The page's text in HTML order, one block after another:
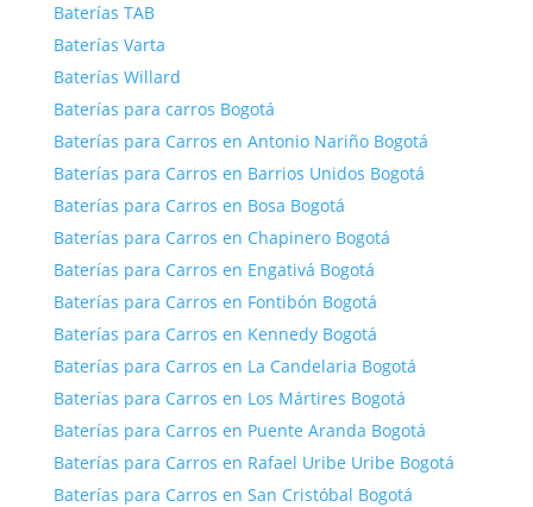
Baterías TAB
Baterías Varta
Baterías Willard
Baterías para carros Bogotá
Baterías para Carros en Antonio Nariño Bogotá
Baterías para Carros en Barrios Unidos Bogotá
Baterías para Carros en Bosa Bogotá
Baterías para Carros en Chapinero Bogotá
Baterías para Carros en Engativá Bogotá
Baterías para Carros en Fontibón Bogotá
Baterías para Carros en Kennedy Bogotá
Baterías para Carros en La Candelaria Bogotá
Baterías para Carros en Los Mártires Bogotá
Baterías para Carros en Puente Aranda Bogotá
Baterías para Carros en Rafael Uribe Uribe Bogotá
Baterías para Carros en San Cristóbal Bogotá